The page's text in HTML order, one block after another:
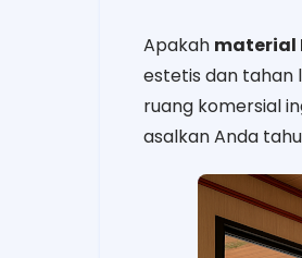
Apakah material
estetis dan tahan
ruang komersial
asalkan Anda